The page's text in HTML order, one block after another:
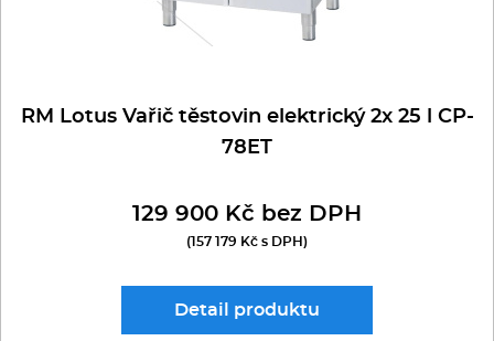
RM Lotus Vařič těstovin elektrický 2x 25 l CP-
78ET
129 900 Kč bez DPH
(157 179 Kč s DPH)
Detail produktu